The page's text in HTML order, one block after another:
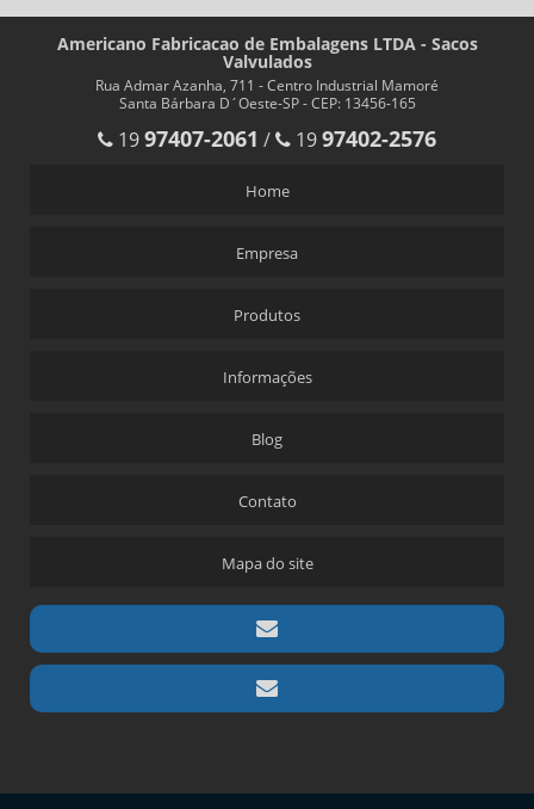
Americano Fabricacao de Embalagens LTDA - Sacos
Valvulados
Rua Admar Azanha, 711 - Centro Industrial Mamoré
Santa Bárbara D´Oeste-SP - CEP: 13456-165
1997407-2061 / 1997402-2576
Home
Empresa
Produtos
Informações
Blog
Contato
Mapa do site